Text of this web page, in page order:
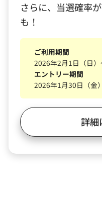
さらに、当選確率
も！
ご利用期間
2026年2月1日（日）
エントリー期間
2026年1月30日（金
詳細